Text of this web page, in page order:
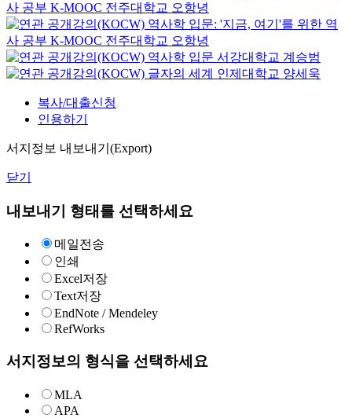
사 공부 K-MOOC 전주대학교 오항녕
역사학 입문: '지금, 여기'를 위한 역
사 공부 K-MOOC 전주대학교 오항녕
역사학 입문 서강대학교 계승범
글자의 세계 인제대학교 양세욱
복사/대출신청
인용하기
서지정보 내보내기(Export)
닫기
내보내기 형태를 선택하세요
메일전송
인쇄
Excel저장
Text저장
EndNote / Mendeley
RefWorks
서지정보의 형식을 선택하세요
MLA
APA